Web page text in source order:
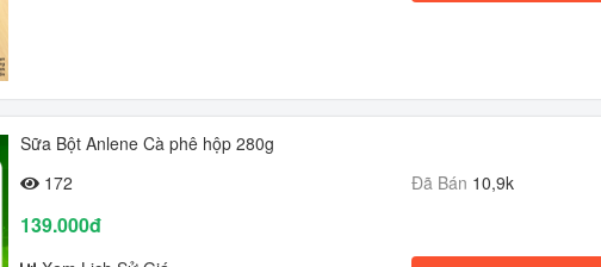
Sữa Bột Anlene Cà phê hộp 280g
172
Đã Bán 10,9k
139.000đ